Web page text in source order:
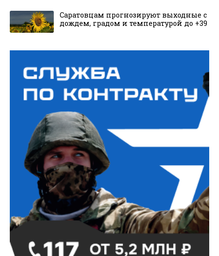
Саратовцам прогнозируют выходные с
дождем, градом и температурой до +39